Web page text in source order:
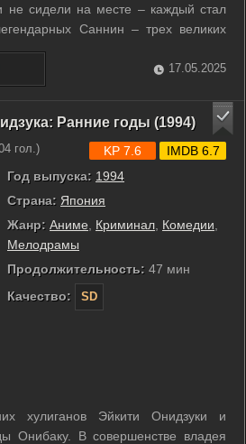
не сидели на месте – каждый стал
Саннин – трех великих
оранжевом продолжил обучение у
Дзирайи, постепенно восходя
...
17.05.2025
Ранние годы (1994)
гол.)
Год выпуска: 1994
Страна: Япония
Жанр: Аниме Криминал Комедии
Мелодрамы
Продолжительность: 47 мин
Качество:
SD
KP 7.6 IMDB 6.7
хулиганов Эйкити Онидзуки и
Онибаку. В совершенстве владея